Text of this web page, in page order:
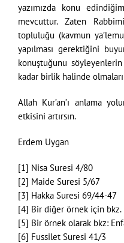
yazımızda konu
mevcuttur. Zaten
topluluğu (kavmun
yapılması gerektiğini
konuştuğunu söyleyenlerin
kadar birlik halinde olmaları
Allah Kur’an’ı anlama
etkisini artırsın.
Erdem Uygan
[1] Nisa Suresi 4/80
[2] Maide Suresi 5/67
[3] Hakka Suresi 69/44-47
[4] Bir diğer örnek için bkz.
[5] Bir örnek olarak bkz:
[6] Fussilet Suresi 41/3